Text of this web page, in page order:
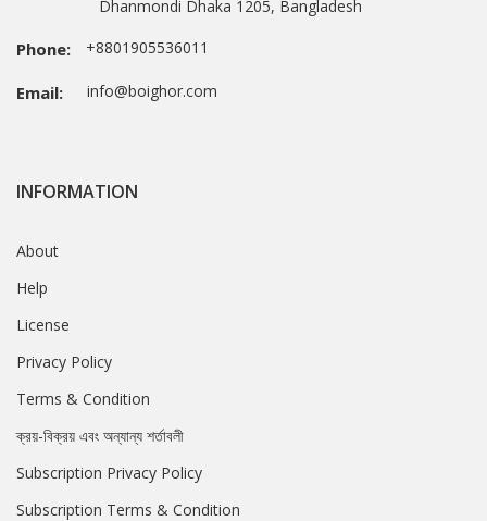
Dhanmondi Dhaka 1205, Bangladesh
Phone: +8801905536011
Email: info@boighor.com
INFORMATION
About
Help
License
Privacy Policy
Terms & Condition
ক্রয়-বিক্রয় এবং অন্যান্য শর্তাবলী
Subscription Privacy Policy
Subscription Terms & Condition